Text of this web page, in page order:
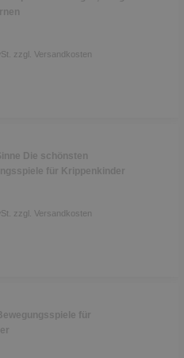
zzgl. Versandkosten
Die schönsten
für Krippenkinder
zzgl. Versandkosten
für